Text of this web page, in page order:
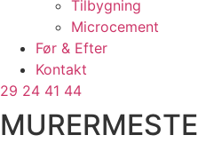
Tilbygning
Microcement
Før & Efter
Kontakt
29 24 41 44